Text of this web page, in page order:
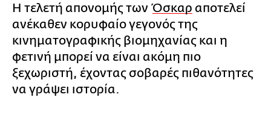
Η τελετή απονομής τωνΌσκαρ αποτελεί
ανέκαθεν κορυφαίο γεγονός της
κινηματογραφικής βιομηχανίας και η
φετινή μπορεί να είναι ακόμη πιο
ξεχωριστή, έχοντας σοβαρές πιθανότητες
να γράψει ιστορία.